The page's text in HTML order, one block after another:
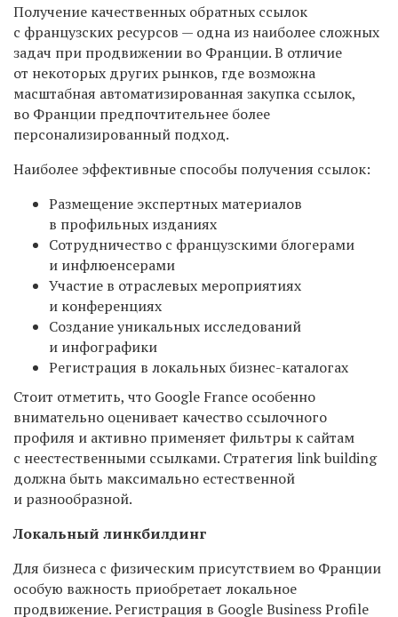
Получение качественных обратных ссылок
с французских ресурсов — одна из наиболее сложных
задач при продвижении во Франции. В отличие
от некоторых других рынков, где возможна
масштабная автоматизированная закупка ссылок,
во Франции предпочтительнее более
персонализированный подход.
Наиболее эффективные способы получения ссылок:
Размещение экспертных материалов
в профильных изданиях
Сотрудничество с французскими блогерами
и инфлюенсерами
Участие в отраслевых мероприятиях
и конференциях
Создание уникальных исследований
и инфографики
Регистрация в локальных бизнес-каталогах
Стоит отметить, что Google France особенно
внимательно оценивает качество ссылочного
профиля и активно применяет фильтры к сайтам
с неестественными ссылками. Стратегия link building
должна быть максимально естественной
и разнообразной.
Локальный линкбилдинг
Для бизнеса с физическим присутствием во Франции
особую важность приобретает локальное
продвижение. Регистрация в Google Business Profile